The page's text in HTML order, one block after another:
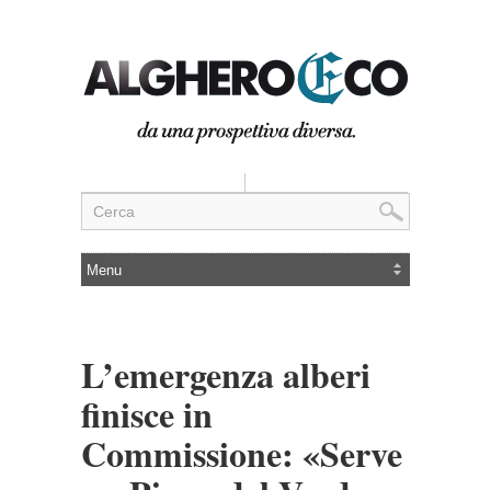
L’emergenza alberi
finisce in
Commissione: «Serve